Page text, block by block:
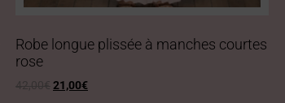
Robe longue plissée à manches courtes
rose
21,00€